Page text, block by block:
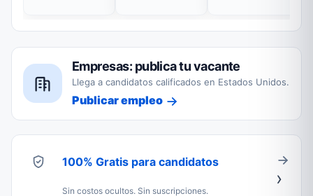
Empresas: publica tu vacante
Llega a candidatos calificados en Estados Unidos.
Publicar empleo
100% Gratis para candidatos
Sin costos ocultos. Sin suscripciones.